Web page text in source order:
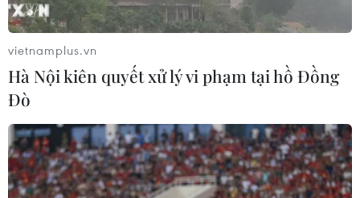
Buổi hòa nhạc kéo dài 639 năm vừa
mới hoàn thành 4% hành trình
06/08/2026 11:54
vietnamplus.vn
Hà Nội kiên quyết xử lý vi phạm tại hồ Đồng
Đò